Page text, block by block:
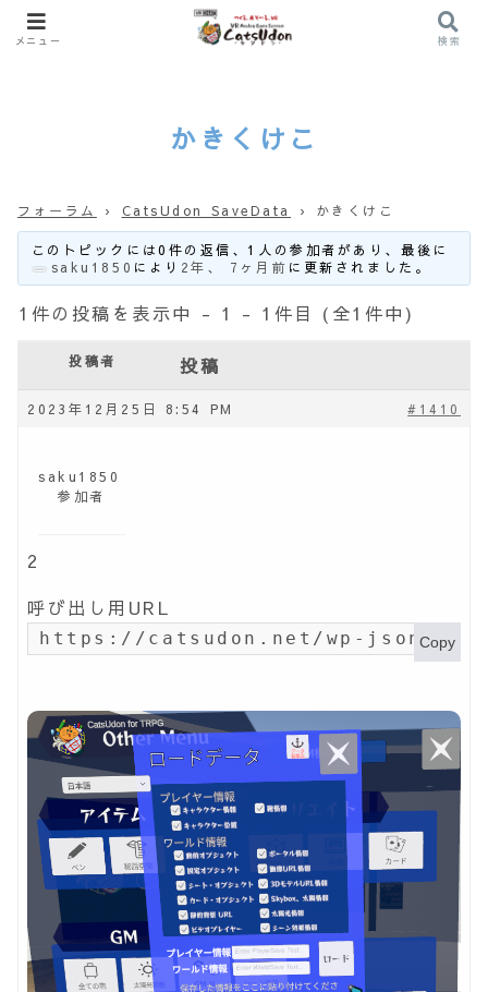
かきくけこ
フォーラム › CatsUdon SaveData › かきくけこ
このトピックには0件の返信、1人の参加者があり、最後に
saku1850 により 2年、 7ヶ月前 に更新されました。
1件の投稿を表示中 - 1 - 1件目 (全1件中)
投稿者 投稿
2023年12月25日 8:54 PM #1410
saku1850
参加者
2
呼び出し用URL
https://catsudon.net/wp-json/my-
Copy
メニュー 検索